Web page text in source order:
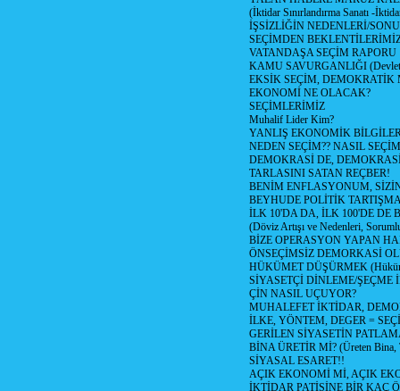
(İktidar Sınırlandırma Sanatı -
İŞSİZLİĞİN NEDENLERİ/
SEÇİMDEN
VATANDAŞA SEÇİM RAPORU
KAMU SAVURGANLIĞI (Devlet
EKSİK SEÇİM, DEMOKRATİK
EKONOMİ NE OLACAK?
SEÇİMLERİMİZ
Muhalif Lider Kim?
YANLIŞ EKONOMİK
NEDEN SEÇİM?? NASIL
DEMOKRASİ DE,
TARLASINI SATAN REÇBER!
BENİM ENFLASYONUM,
BEYHUDE POLİTİK
İLK 10'DA DA, İLK 100'DE DE
(Döviz Artışı ve Nedenleri,
BİZE OPERASYON YAPAN
ÖNSEÇİMSİZ DEMORKASİ
HÜKÜMET DÜŞÜRMEK
SİYASETÇİ DİNLEME/ŞEÇME
ÇİN NASIL UÇUYOR?
MUHALEFET İKTİDAR,
İLKE, YÖNTEM, DEGER =
GERİLEN SİYASETİN
BİNA ÜRETİR Mİ? (Üreten Bina,
SİYASAL ESARET!!
AÇIK EKONOMİ Mİ, AÇIK
İKTİDAR PATİSİNE BİR KAÇ